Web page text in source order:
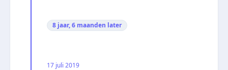
8 jaar, 6 maanden later
17 juli 2019